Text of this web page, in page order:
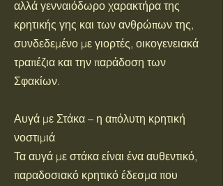
αλλά γενναιόδωρο χαρακτήρα της
κρητικής γης και των ανθρώπων της,
συνδεδεμένο με γιορτές, οικογενειακά
τραπέζια και την παράδοση των
Σφακίων.
Αυγά με Στάκα – η απόλυτη κρητική
νοστιμιά
Τα αυγά με στάκα είναι ένα αυθεντικό,
παραδοσιακό κρητικό έδεσμα που